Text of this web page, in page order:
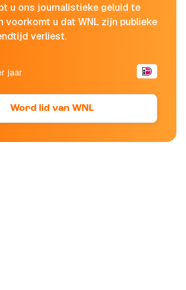
u ons journalistieke geluid te
voorkomt u dat WNL zijn publieke
verliest.
jaar
Word lid van WNL